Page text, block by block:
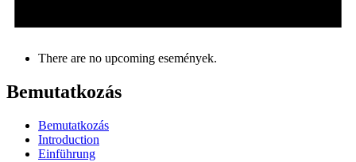
There are no upcoming események.
Bemutatkozás
Bemutatkozás
Introduction
Einführung